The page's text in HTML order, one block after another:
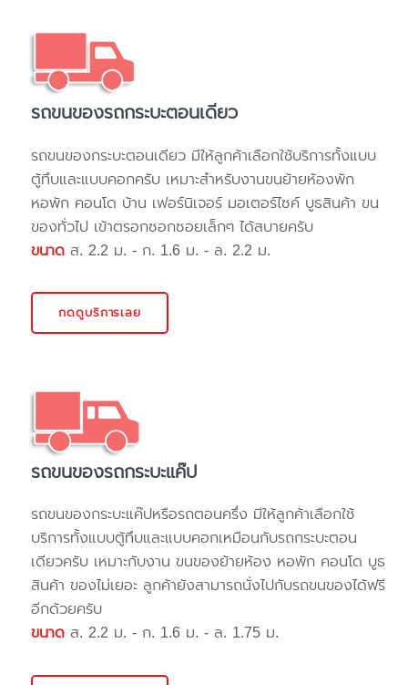
รถขนของรถกระบะตอนเดียว
รถขนของกระบะตอนเดียว มีให้ลูกค้าเลือกใช้บริการทั้งแบบ
ตู้ทึบและแบบคอกครับ เหมาะสำหรับงานขนย้ายห้องพัก
หอพัก คอนโด บ้าน เฟอร์นิเจอร์ มอเตอร์ไซค์ บูธสินค้า ขน
ของทั่วไป เข้าตรอกซอกซอยเล็กๆ ได้สบายครับ
ขนาด ส. 2.2 ม. - ก. 1.6 ม. - ล. 2.2 ม.
กดดูบริการเลย
รถขนของรถกระบะแค๊ป
รถขนของกระบะแค๊ปหรือรถตอนครึ่ง มีให้ลูกค้าเลือกใช้
บริการทั้งแบบตู้ทึบและแบบคอกเหมือนกับรถกระบะตอน
เดียวครับ เหมาะกับงาน ขนของย้ายห้อง หอพัก คอนโด บูธ
สินค้า ของไม่เยอะ ลูกค้ายังสามารถนั่งไปกับรถขนของได้ฟรี
อีกด้วยครับ
ขนาด ส. 2.2 ม. - ก. 1.6 ม. - ล. 1.75 ม.